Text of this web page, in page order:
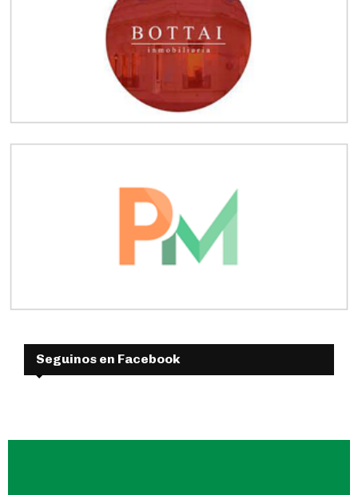
Seguinos en Facebook